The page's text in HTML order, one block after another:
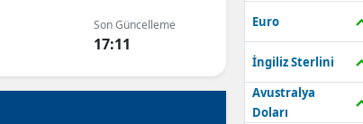
Son Güncelleme
17:11
Euro
İngiliz Sterlini
Avustralya
Doları